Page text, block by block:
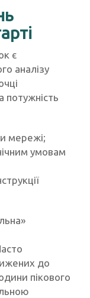
є
аналізу
потужність
мережі;
умовам
до
пікового